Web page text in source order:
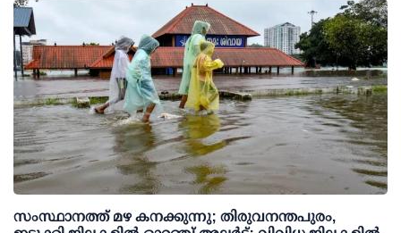
സംസ്ഥാനത്ത് മഴ കനക്കുന്നു; തിരുവനന്തപുരം,